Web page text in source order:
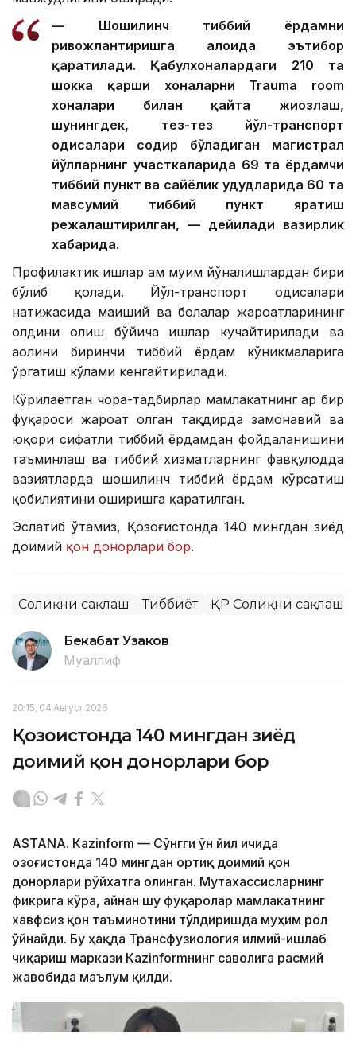
— Шошилинч тиббий ёрдамни
ривожлантиришга алоҳида эътибор
қаратилади. Қабулхоналардаги 210 та
шокка қарши хоналарни Trauma room
хоналари билан қайта жиҳозлаш,
шунингдек, тез-тез йўл-транспорт
ҳодисалари содир бўладиган магистрал
йўлларнинг участкаларида 69 та ёрдамчи
тиббий пункт ва сайёҳлик ҳудудларида 60 та
мавсумий тиббий пункт яратиш
режалаштирилган, — дейилади вазирлик
хабарида.
Профилактик ишлар ҳам муҳим йўналишлардан бири
бўлиб қолади. Йўл-транспорт ҳодисалари
натижасида маиший ва болалар жароҳатларининг
олдини олиш бўйича ишлар кучайтирилади ва
аҳолини биринчи тиббий ёрдам кўникмаларига
ўргатиш кўлами кенгайтирилади.
Кўрилаётган чора-тадбирлар мамлакатнинг ҳар бир
фуқароси жароҳат олган тақдирда замонавий ва
юқори сифатли тиббий ёрдамдан фойдаланишини
таъминлаш ва тиббий хизматларнинг фавқулодда
вазиятларда шошилинч тиббий ёрдам кўрсатиш
қобилиятини оширишга қаратилган.
Эслатиб ўтамиз, Қозоғистонда 140 мингдан зиёд
доимий қон донорлари бор.
Соғлиқни сақлаш Тиббиёт ҚР Соғлиқни сақлаш
Бекабат Узаков
Муаллиф
20:15, 04 Август 2026
Қозоғистонда 140 мингдан зиёд
доимий қон донорлари бор
ASTANА. Кazinform — Сўнгги ўн йил ичида
Қозоғистонда 140 мингдан ортиқ доимий қон
донорлари рўйхатга олинган. Мутахассисларнинг
фикрига кўра, айнан шу фуқаролар мамлакатнинг
хавфсиз қон таъминотини тўлдиришда муҳим рол
ўйнайди. Бу ҳақда Трансфузиология илмий-ишлаб
чиқариш маркази Кazinformнинг саволига расмий
жавобида маълум қилди.